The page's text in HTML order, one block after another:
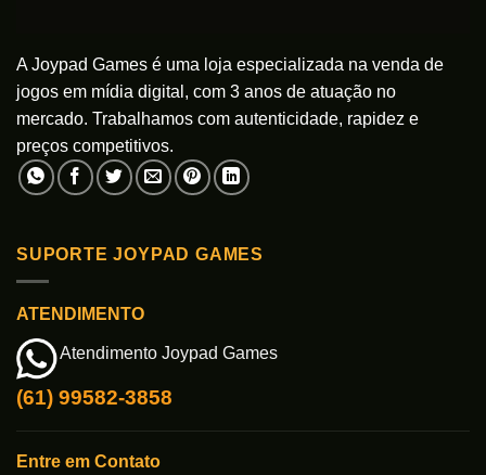
A Joypad Games é uma loja especializada na venda de
jogos em mídia digital, com 3 anos de atuação no
mercado. Trabalhamos com autenticidade, rapidez e
preços competitivos.
SUPORTE JOYPAD GAMES
ATENDIMENTO
Atendimento Joypad Games
(61) 99582-3858
Entre em Contato